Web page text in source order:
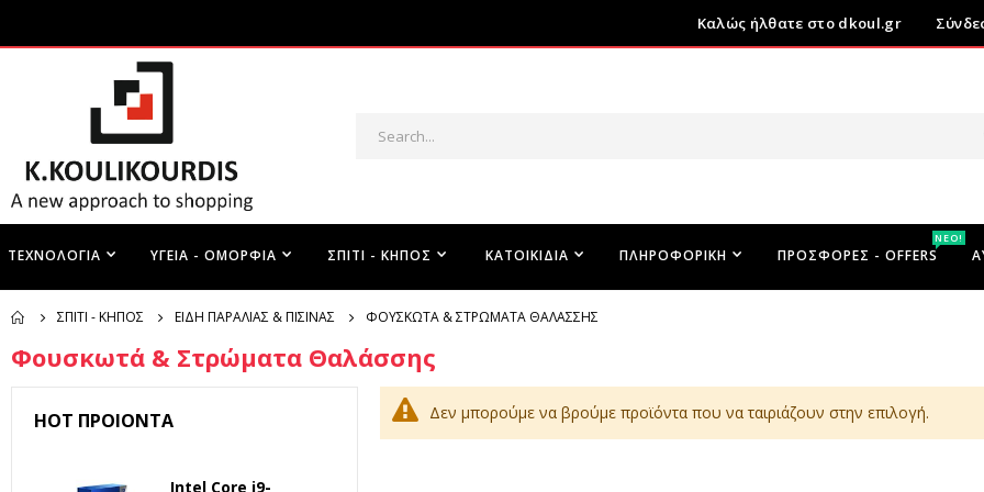
Καλώς ήλθατε στο dkoul.gr
ΚΑΤΟΙΚΊΔΙΑ
ΤΕΧΝΟΛΟΓΊΑ ΥΓΕΊΑ - ΟΜΟΡΦΙΆ ΠΛΗΡΟΦΟΡΙΚΉ
ΣΠΊΤΙ - ΚΉΠΟΣ ΠΡΟΣΦΟΡΕΣ - OFFERS
ΝΕΟ!
ΣΠΊΤΙ - ΚΉΠΟΣ ΕΊΔΗ ΠΑΡΑΛΊΑΣ & ΠΙΣΊΝΑΣ ΦΟΥΣΚΩΤΆ & ΣΤΡΏΜΑΤΑ ΘΑΛΆΣΣΗΣ
Φουσκωτά & Στρώματα Θαλάσσης
Δεν μπορούμε να βρούμε προϊόντα που να ταιριάζουν στην επιλογή.
HOT ΠΡΟΙΌΝΤΑ
Intel Core i9-